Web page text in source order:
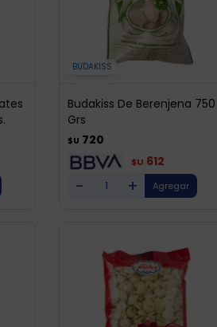
BUDAKISS
Budakiss De Berenjena 750
Grs
$U 720
$U 612
- +